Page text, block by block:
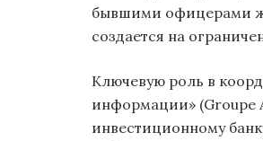
бывшими офицерами
создается на
Ключевую роль в
информации» (Groupe
инвестиционному